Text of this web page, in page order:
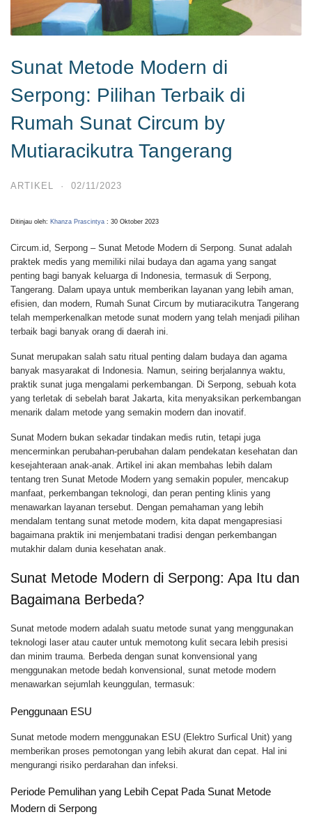
Sunat Metode Modern di
Serpong: Pilihan Terbaik di
Rumah Sunat Circum by
Mutiaracikutra Tangerang
ARTIKEL · 02/11/2023
Ditinjau oleh: Khanza Prascintya : 30 Oktober 2023
Circum.id, Serpong – Sunat Metode Modern di Serpong. Sunat adalah
praktek medis yang memiliki nilai budaya dan agama yang sangat
penting bagi banyak keluarga di Indonesia, termasuk di Serpong,
Tangerang. Dalam upaya untuk memberikan layanan yang lebih aman,
efisien, dan modern, Rumah Sunat Circum by mutiaracikutra Tangerang
telah memperkenalkan metode sunat modern yang telah menjadi pilihan
terbaik bagi banyak orang di daerah ini.
Sunat merupakan salah satu ritual penting dalam budaya dan agama
banyak masyarakat di Indonesia. Namun, seiring berjalannya waktu,
praktik sunat juga mengalami perkembangan. Di Serpong, sebuah kota
yang terletak di sebelah barat Jakarta, kita menyaksikan perkembangan
menarik dalam metode yang semakin modern dan inovatif.
Sunat Modern bukan sekadar tindakan medis rutin, tetapi juga
mencerminkan perubahan-perubahan dalam pendekatan kesehatan dan
kesejahteraan anak-anak. Artikel ini akan membahas lebih dalam
tentang tren Sunat Metode Modern yang semakin populer, mencakup
manfaat, perkembangan teknologi, dan peran penting klinis yang
menawarkan layanan tersebut. Dengan pemahaman yang lebih
mendalam tentang sunat metode modern, kita dapat mengapresiasi
bagaimana praktik ini menjembatani tradisi dengan perkembangan
mutakhir dalam dunia kesehatan anak.
Sunat Metode Modern di Serpong: Apa Itu dan
Bagaimana Berbeda?
Sunat metode modern adalah suatu metode sunat yang menggunakan
teknologi laser atau cauter untuk memotong kulit secara lebih presisi
dan minim trauma. Berbeda dengan sunat konvensional yang
menggunakan metode bedah konvensional, sunat metode modern
menawarkan sejumlah keunggulan, termasuk:
Penggunaan ESU
Sunat metode modern menggunakan ESU (Elektro Surfical Unit) yang
memberikan proses pemotongan yang lebih akurat dan cepat. Hal ini
mengurangi risiko perdarahan dan infeksi.
Periode Pemulihan yang Lebih Cepat Pada Sunat Metode
Modern di Serpong